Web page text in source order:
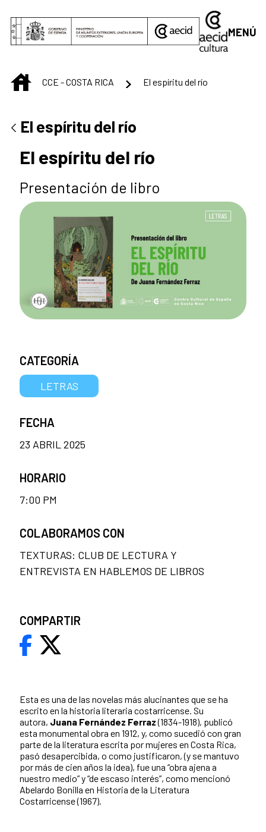
MENÚ
INICIO
CCE - COSTA RICA El espíritu del río
El espíritu del río
El espíritu del río
Presentación de libro
Esta es una de las novelas más alucinantes que se ha
escrito en la historia literaria costarricense. Su
autora, Juana Fernández Ferraz(1834-1918), publicó
esta monumental obra en 1912, y, como sucedió con gran
parte de la literatura escrita por mujeres en Costa Rica,
pasó desapercibida, o como justificaron, (y se mantuvo
por más de cien años la idea), fue una “obra ajena a
nuestro medio” y “de escaso interés”, como mencionó
Abelardo Bonilla en Historia de la Literatura
Costarricense (1967).
CATEGORÍA
LETRAS
FECHA
23 ABRIL 2025
HORARIO
7:00 PM
COLABORAMOS CON
TEXTURAS: CLUB DE LECTURA Y
ENTREVISTA EN HABLEMOS DE LIBROS
COMPARTIR